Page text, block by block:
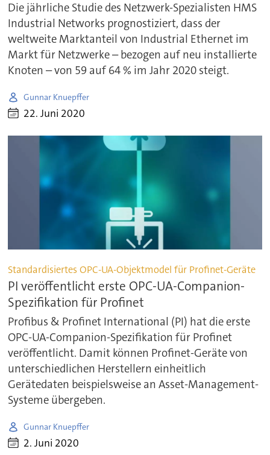
Die jährliche Studie des Netzwerk-Spezialisten HMS
Industrial Networks prognostiziert, dass der
weltweite Marktanteil von Industrial Ethernet im
Markt für Netzwerke – bezogen auf neu installierte
Knoten – von 59 auf 64 % im Jahr 2020 steigt.
Gunnar Knuepffer
22. Juni 2020
Standardisiertes OPC-UA-Objektmodel für Profinet-Geräte
PI veröffentlicht erste OPC-UA-Companion-
Spezifikation für Profinet
Profibus & Profinet International (PI) hat die erste
OPC-UA-Companion-Spezifikation für Profinet
veröffentlicht. Damit können Profinet-Geräte von
unterschiedlichen Herstellern einheitlich
Gerätedaten beispielsweise an Asset-Management-
Systeme übergeben.
Gunnar Knuepffer
2. Juni 2020